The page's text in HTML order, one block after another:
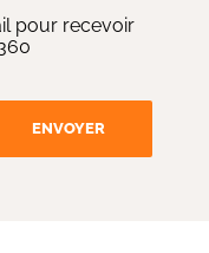
pour recevoir
ENVOYER